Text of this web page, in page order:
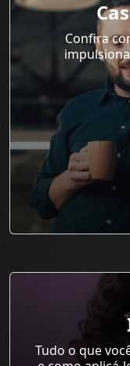
Confira
Tudo o que